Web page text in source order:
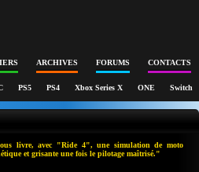
ARCHIVES FORUMS CONTACTS
PS5 PS4 Xbox Series X ONE Switch
livre, avec "Ride 4", une simulation de moto
et grisante une fois le pilotage maîtrisé."